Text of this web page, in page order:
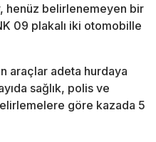
henüz belirlenemeyen bir
09 plakalı iki otomobille
araçlar adeta hurdaya
sağlık, polis ve
göre kazada 5